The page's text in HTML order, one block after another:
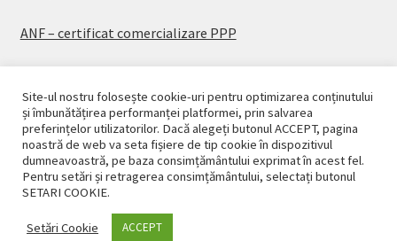
ANF – certificat comercializare PPP
© CASAPLANT 2026
Politică de confidențialitate
Site-ul nostru folosește cookie-uri pentru optimizarea conținutului
și îmbunătățirea performanței platformei, prin salvarea
preferințelor utilizatorilor. Dacă alegeți butonul ACCEPT, pagina
noastră de web va seta fișiere de tip cookie în dispozitivul
dumneavoastră, pe baza consimțământului exprimat în acest fel.
Pentru setări și retragerea consimțământului, selectați butonul
SETARI COOKIE.
Setări Cookie ACCEPT